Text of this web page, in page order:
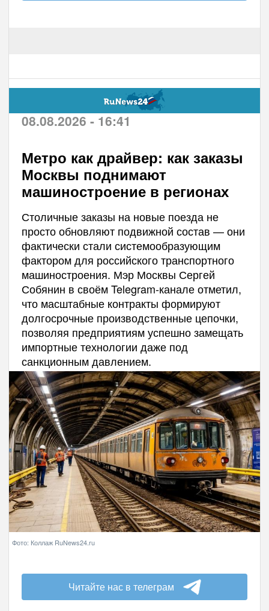
08.08.2026 - 16:41
Метро как драйвер: как заказы
Москвы поднимают
машиностроение в регионах
Столичные заказы на новые поезда не
просто обновляют подвижной состав — они
фактически стали системообразующим
фактором для российского транспортного
машиностроения. Мэр Москвы Сергей
Собянин в своём Telegram-канале отметил,
что масштабные контракты формируют
долгосрочные производственные цепочки,
позволяя предприятиям успешно замещать
импортные технологии даже под
санкционным давлением.
Фото: Коллаж RuNews24.ru
Читайте нас в телеграм